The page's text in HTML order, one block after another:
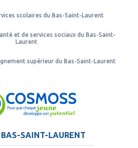
scolaires du Bas-Saint-Laurent
et de services sociaux du Bas-Saint-
Laurent
supérieur du Bas-Saint-Laurent
BAS-SAINT-LAURENT